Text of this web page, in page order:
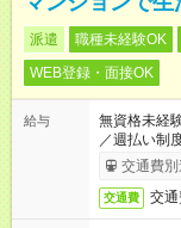
派遣 職種未経験OK
WEB登録・面接OK
給与
無資格未経
／週払い制
了次第のお
交通費別
交通費 交